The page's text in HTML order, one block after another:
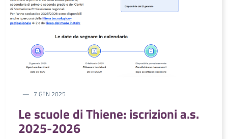
7 GEN 2025
Le scuole di Thiene: iscrizioni a.s.
2025-2026